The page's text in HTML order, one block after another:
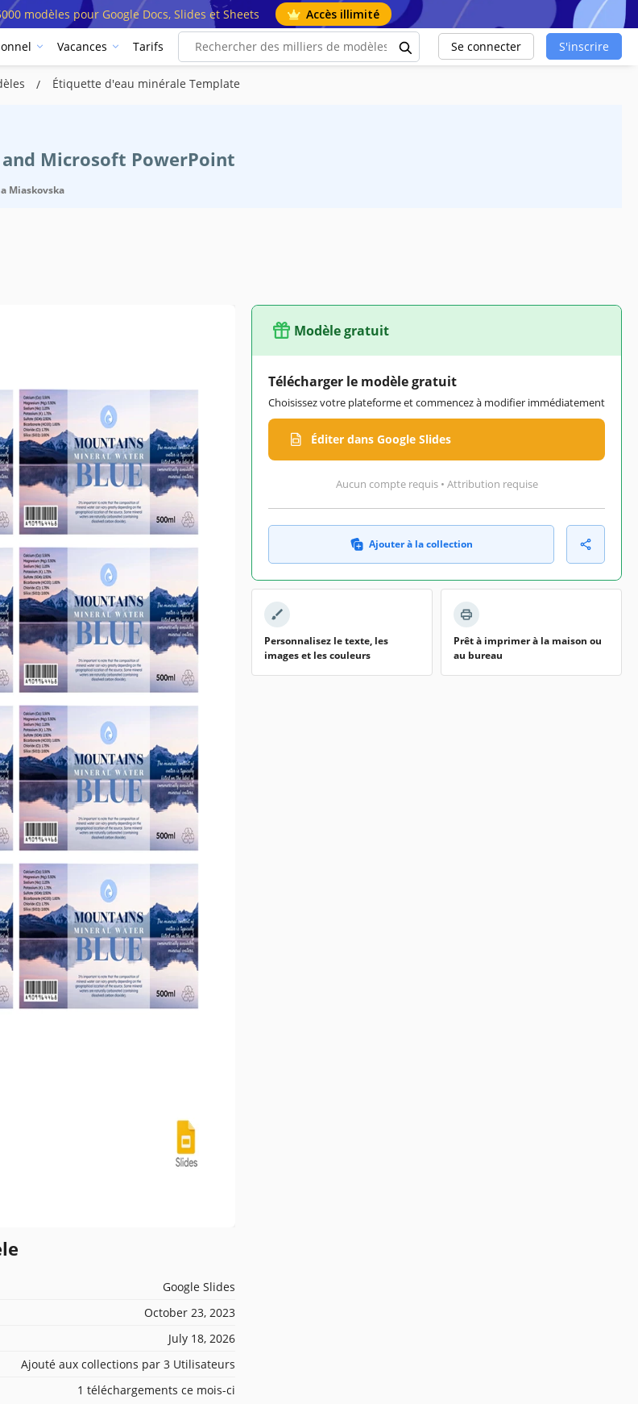
modèles pour Google Docs, Slides et Sheets Accès illimité
Vacances Tarifs Se connecter S'inscrire
Étiquette d'eau minérale Template
Microsoft PowerPoint
Miaskovska
Google Slides
October 23, 2023
July 18, 2026
Ajouté aux collections par 3 Utilisateurs
1 téléchargements ce mois-ci
Modèle gratuit
Télécharger le modèle gratuit
Choisissez votre plateforme et commencez à modifier immédiatement
Éditer dans Google Slides
Aucun compte requis • Attribution requise
Ajouter à la collection
Personnalisez le texte, les
images et les couleurs
Prêt à imprimer à la maison ou
au bureau